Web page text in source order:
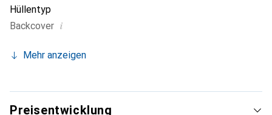
Hüllentyp
Backcover i
Mehr anzeigen
Preisentwicklung